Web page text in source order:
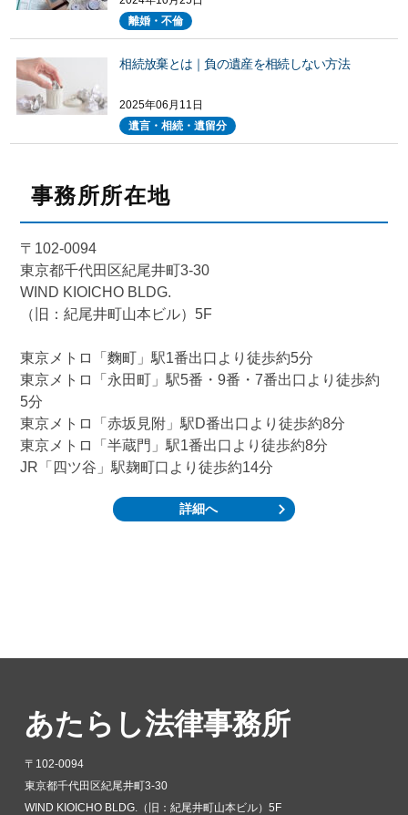
離婚・不倫
相続放棄とは｜負の遺産を相続しない方法
2025年06月11日
遺言・相続・遺留分
事務所所在地
〒102-0094
東京都千代田区紀尾井町3-30
WIND KIOICHO BLDG.
（旧：紀尾井町山本ビル）5F
東京メトロ「麴町」駅1番出口より徒歩約5分
東京メトロ「永田町」駅5番・9番・7番出口より徒歩約
5分
東京メトロ「赤坂見附」駅D番出口より徒歩約8分
東京メトロ「半蔵門」駅1番出口より徒歩約8分
JR「四ツ谷」駅麹町口より徒歩約14分
詳細へ
あたらし法律事務所
〒102-0094
東京都千代田区紀尾井町3-30
WIND KIOICHO BLDG.（旧：紀尾井町山本ビル）5F